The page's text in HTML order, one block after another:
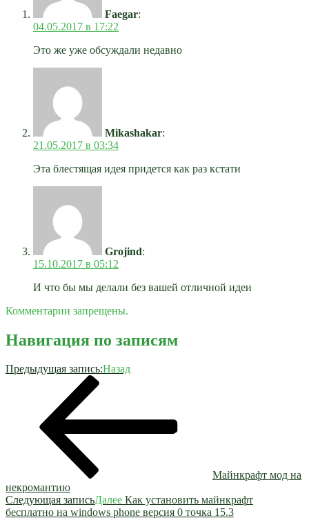
Faegar:
04.05.2017 в 17:22
Это же уже обсуждали недавно
Mikashakar:
21.05.2017 в 03:34
Эта блестящая идея придется как раз кстати
Grojind:
15.10.2017 в 05:12
И что бы мы делали без вашей отличной идеи
Комментарии запрещены.
Навигация по записям
Предыдущая запись:Назад
Майнкрафт мод на
некромантию
Следующая записьДалее Как установить майнкрафт
бесплатно на windows phone версия 0 точка 15.3